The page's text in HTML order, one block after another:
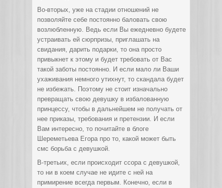
Во-вторых, уже на стадии отношений не
позволяйте себе постоянно баловать свою
возлюбленную. Ведь если Вы ежедневно будете
устраивать ей сюрпризы, приглашать на
свидания, дарить подарки, то она просто
привыкнет к этому и будет требовать от Вас
такой заботы постоянно. И если мало ли Ваши
ухаживания немного утихнут, то скандала будет
не избежать. Поэтому не стоит изначально
превращать свою девушку в избалованную
принцессу, чтобы в дальнейшем не получать от
нее приказы, требования и претензии. И если
Вам интересно, то почитайте в блоге
Шереметьева Егора про то, какой может быть
смс борьба с девушкой.
В-третьих, если происходит ссора с девушкой,
то ни в коем случае не идите с ней на
примирение всегда первым. Конечно, если в